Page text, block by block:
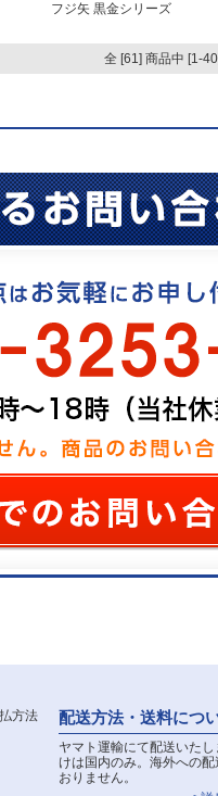
フジ矢 黒金シリーズ
全 [61] 商品中 [1-
配送方法・送料につ
ヤマト運輸にて配送いたし
けは国内のみ。海外への配
おりません。